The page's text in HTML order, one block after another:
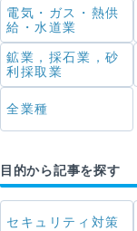
電気・ガス・熱供
給・水道業
鉱業，採石業，砂
利採取業
全業種
目的から記事を探す
セキュリティ対策